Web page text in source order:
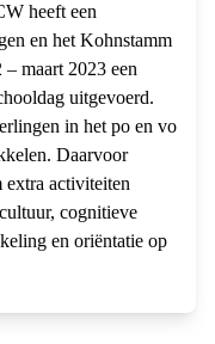
heeft een
en het Kohnstamm
maart 2023 een
uitgevoerd.
in het po en vo
Daarvoor
extra activiteiten
cognitieve
en oriëntatie op